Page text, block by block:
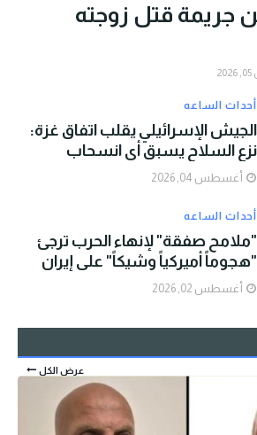
جريمة قتل زوجته
أحداث الساعه
الجيش الإسرائيلي يقلب اتفاق غزة:
نزع السلاح يسبق أي انسحاب
أغسطس 04, 2026
أحداث الساعه
"ملامح صفقة" لإنهاء الحرب ترجئ
"هجوماً أميركياً وشيكاً" على إيران
أغسطس 02, 2026
عرض الكل